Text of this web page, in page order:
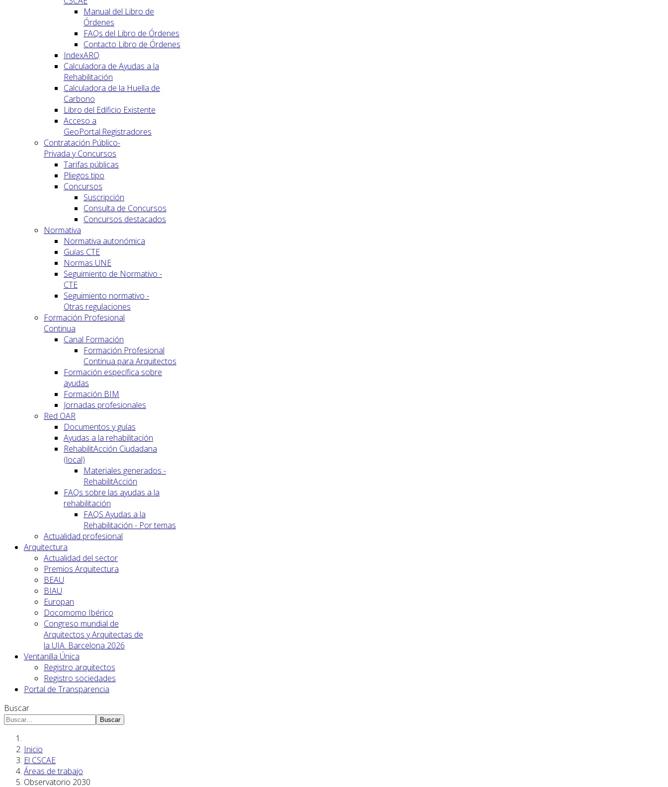
Manual del Libro de
Órdenes
FAQs del Libro de Órdenes
Contacto Libro de Órdenes
IndexARQ
Calculadora de Ayudas a la
Rehabilitación
Calculadora de la Huella de
Carbono
Libro del Edificio Existente
Acceso a
GeoPortal.Registradores
Contratación Público-
Privada y Concursos
Tarifas públicas
Pliegos tipo
Concursos
Suscripción
Consulta de Concursos
Concursos destacados
Normativa
Normativa autonómica
Guías CTE
Normas UNE
Seguimiento de Normativo -
CTE
Seguimiento normativo -
Otras regulaciones
Formación Profesional
Continua
Canal Formación
Formación Profesional
Continua para Arquitectos
Formación específica sobre
ayudas
Formación BIM
Jornadas profesionales
Red OAR
Documentos y guías
Ayudas a la rehabilitación
RehabilitAcción Ciudadana
(local)
Materiales generados -
RehabilitAcción
FAQs sobre las ayudas a la
rehabilitación
FAQS Ayudas a la
Rehabilitación - Por temas
Actualidad profesional
Arquitectura
Actualidad del sector
Premios Arquitectura
BEAU
BIAU
Europan
Docomomo Ibérico
Congreso mundial de
Arquitectos y Arquitectas de
la UIA. Barcelona 2026
Ventanilla Única
Registro arquitectos
Registro sociedades
Portal de Transparencia
Buscar
Buscar
Inicio
El CSCAE
Áreas de trabajo
Observatorio 2030